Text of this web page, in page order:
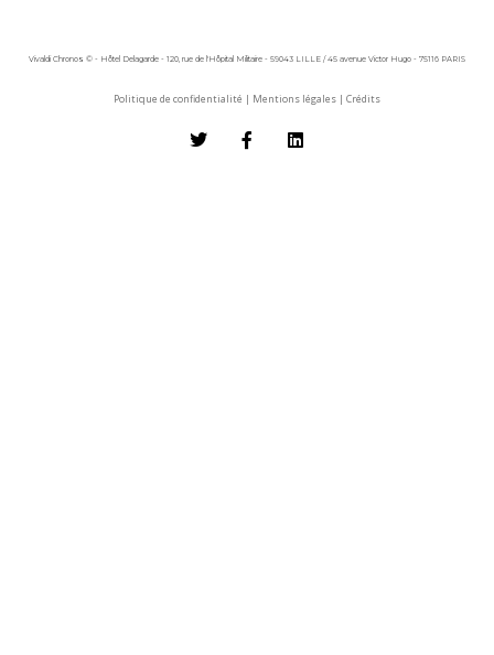
Vivaldi Chronos © - Hôtel Delagarde - 120, rue de l'Hôpital Militaire - 59043 LILLE / 45 avenue Victor Hugo - 75116 PARIS
Politique de confidentialité | Mentions légales | Crédits